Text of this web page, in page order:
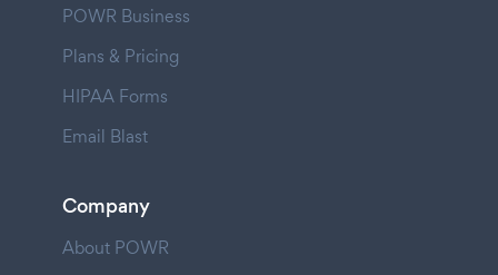
POWR Business
Plans & Pricing
HIPAA Forms
Email Blast
Company
About POWR